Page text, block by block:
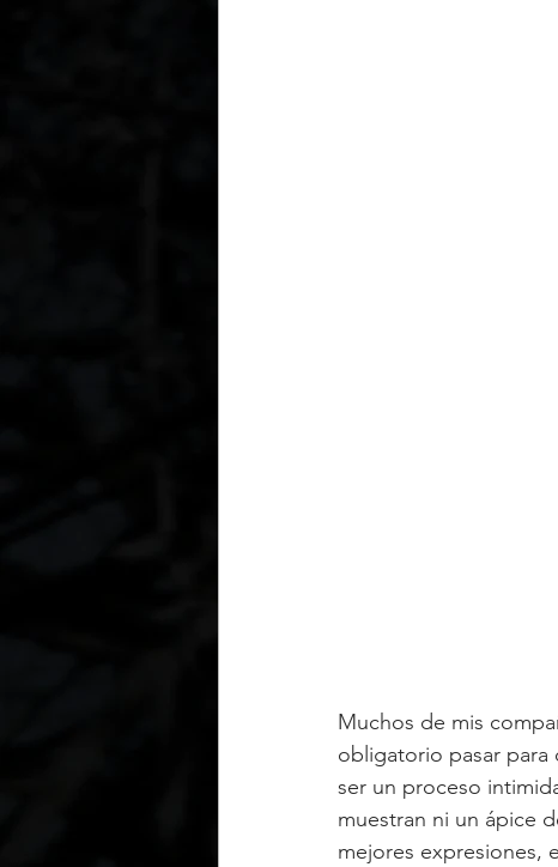
Muchos de mis
obligatorio pasar para
ser un proceso
muestran ni un ápice
mejores expresiones,